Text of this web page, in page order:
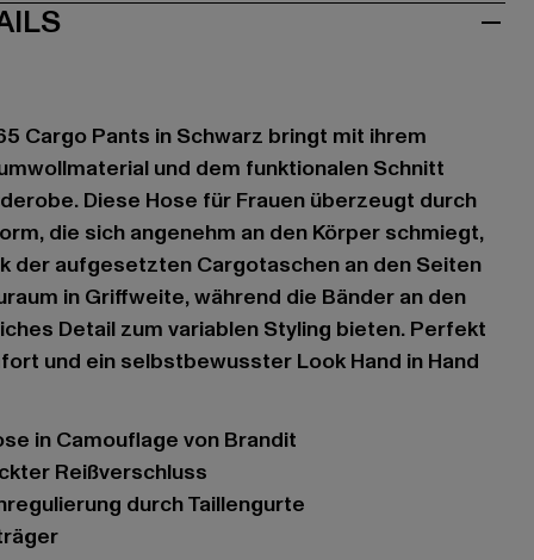
Cargo Pants in Schwarz bringt mit ihrem
und dem funktionalen Schnitt
Diese Hose für Frauen überzeugt durch
die sich angenehm an den Körper schmiegt,
der aufgesetzten Cargotaschen an den Seiten
in Griffweite, während die Bänder an den
Detail zum variablen Styling bieten. Perfekt
und ein selbstbewusster Look Hand in Hand
in Camouflage von Brandit
Reißverschluss
durch Taillengurte